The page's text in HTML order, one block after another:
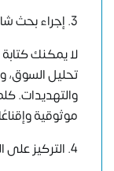
3. إجراء بحث شامل
لا يمكنك
تحليل السوق،
والتهديدات.
موثوقية
4. التركيز على العميل